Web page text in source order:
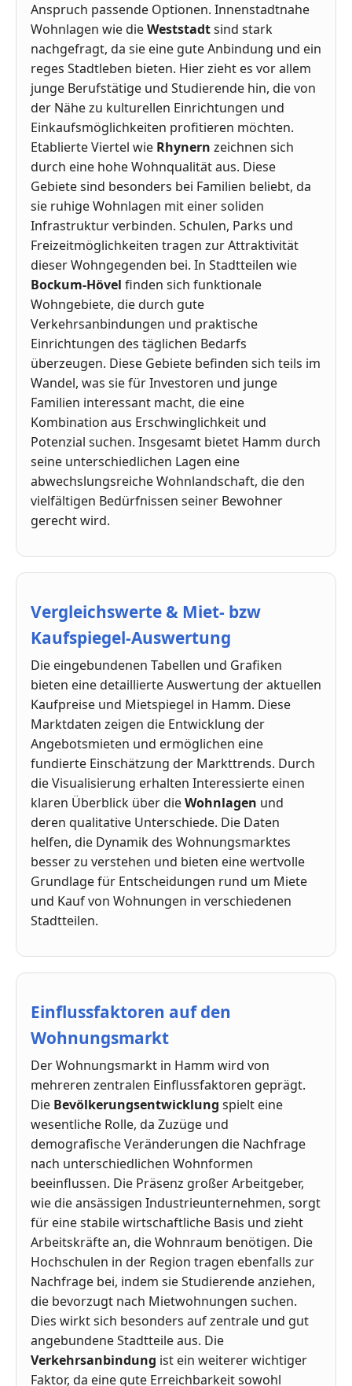
Anspruch passende Optionen. Innenstadtnahe
Wohnlagen wie dieWeststadtsind stark
nachgefragt, da sie eine gute Anbindung und ein
reges Stadtleben bieten. Hier zieht es vor allem
junge Berufstätige und Studierende hin, die von
der Nähe zu kulturellen Einrichtungen und
Einkaufsmöglichkeiten profitieren möchten.
Etablierte Viertel wie Rhynern zeichnen sich
durch eine hohe Wohnqualität aus. Diese
Gebiete sind besonders bei Familien beliebt, da
sie ruhige Wohnlagen mit einer soliden
Infrastruktur verbinden. Schulen, Parks und
Freizeitmöglichkeiten tragen zur Attraktivität
dieser Wohngegenden bei. In Stadtteilen wie
Bockum-Hövel finden sich funktionale
Wohngebiete, die durch gute
Verkehrsanbindungen und praktische
Einrichtungen des täglichen Bedarfs
überzeugen. Diese Gebiete befinden sich teils im
Wandel, was sie für Investoren und junge
Familien interessant macht, die eine
Kombination aus Erschwinglichkeit und
Potenzial suchen. Insgesamt bietet Hamm durch
seine unterschiedlichen Lagen eine
abwechslungsreiche Wohnlandschaft, die den
vielfältigen Bedürfnissen seiner Bewohner
gerecht wird.
Vergleichswerte & Miet- bzw
Kaufspiegel-Auswertung
Die eingebundenen Tabellen und Grafiken
bieten eine detaillierte Auswertung der aktuellen
Kaufpreise und Mietspiegel in Hamm. Diese
Marktdaten zeigen die Entwicklung der
Angebotsmieten und ermöglichen eine
fundierte Einschätzung der Markttrends. Durch
die Visualisierung erhalten Interessierte einen
klaren Überblick über dieWohnlagen und
deren qualitative Unterschiede. Die Daten
helfen, die Dynamik des Wohnungsmarktes
besser zu verstehen und bieten eine wertvolle
Grundlage für Entscheidungen rund um Miete
und Kauf von Wohnungen in verschiedenen
Stadtteilen.
Einflussfaktoren auf den
Wohnungsmarkt
Der Wohnungsmarkt in Hamm wird von
mehreren zentralen Einflussfaktoren geprägt.
Die Bevölkerungsentwicklung spielt eine
wesentliche Rolle, da Zuzüge und
demografische Veränderungen die Nachfrage
nach unterschiedlichen Wohnformen
beeinflussen. Die Präsenz großer Arbeitgeber,
wie die ansässigen Industrieunternehmen, sorgt
für eine stabile wirtschaftliche Basis und zieht
Arbeitskräfte an, die Wohnraum benötigen. Die
Hochschulen in der Region tragen ebenfalls zur
Nachfrage bei, indem sie Studierende anziehen,
die bevorzugt nach Mietwohnungen suchen.
Dies wirkt sich besonders auf zentrale und gut
angebundene Stadtteile aus. Die
Verkehrsanbindung ist ein weiterer wichtiger
Faktor, da eine gute Erreichbarkeit sowohl